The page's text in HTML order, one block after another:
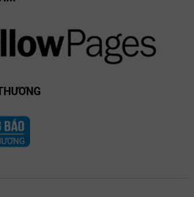
trình đa giác quan cùng